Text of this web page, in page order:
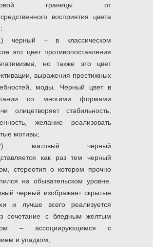
границы от
восприятия цвета
черный – в классическом
это цвет противопоставления
но также это цвет
выражения престижных
моды. Черный цвет в
со многими формами
олицетворяет стабильность,
желание реализовать
мотивы;
матовый черный
как раз тем черный
стереотип о котором прочно
на обывательском уровне.
черный изображает скрытые
и лучше всего реализуется
сочетание с бледным желтым
– ассоциирующимся с
и упадком;